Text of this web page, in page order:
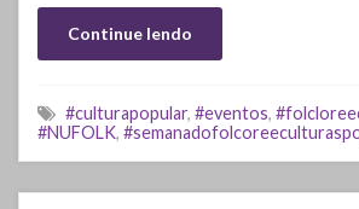
Continue lendo
#culturapopular, #eventos,
#NUFOLK,